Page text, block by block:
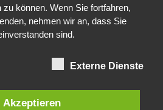
zu können. Wenn Sie fortfahren,
nehmen wir an, dass Sie
sind.
Externe Dienste
Akzeptieren